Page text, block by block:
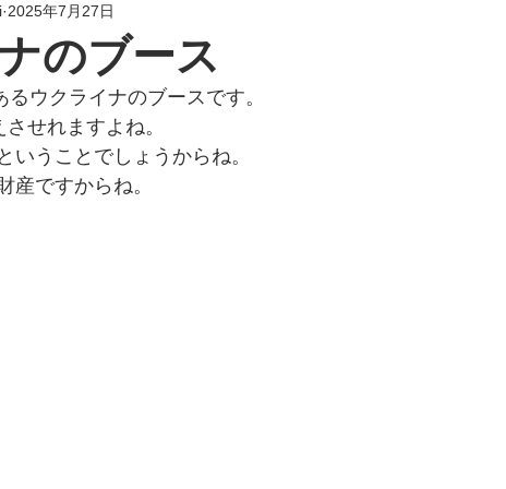
のブース
2025年7月27日
ウクライナのブースです。
せれますよね。
いうことでしょうからね。
産ですからね。